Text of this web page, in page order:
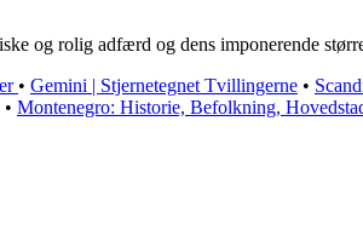
og rolig adfærd og dens imponerende
• Gemini | Stjernetegnet Tvillingerne •
• Montenegro: Historie, Befolkning,